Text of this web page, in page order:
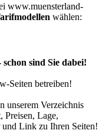
www.muensterland-
wählen:
sind Sie dabei!
Seiten betreiben!
unserem Verzeichnis
Preisen, Lage,
und Link zu Ihren Seiten!